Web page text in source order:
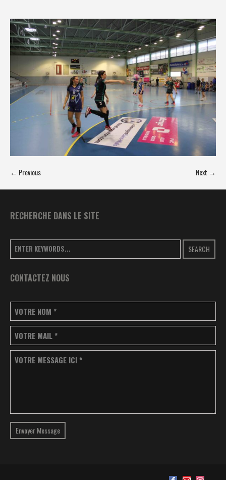
← Previous Next →
RECHERCHE DANS LE SITE
SEARCH
CONTACTEZ NOUS
VOTRE NOM *
VOTRE MAIL *
VOTRE MESSAGE ICI *
Envoyer Message